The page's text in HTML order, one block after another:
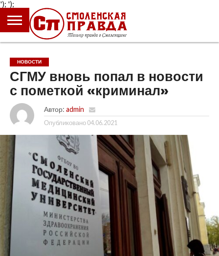
');
ГЛАВНАЯ
НОВОСТИ
ПРОИСШЕСТВИЯ
ПОЛИТИКА
КУЛЬТУРА
ЭКОНОМИКА
ОБЩЕСТВО
БЛОГИ
НОВОСТИ
СГМУ вновь попал в новости
с пометкой «криминал»
Автор: admin
Опубликовано 04.06.2021
');